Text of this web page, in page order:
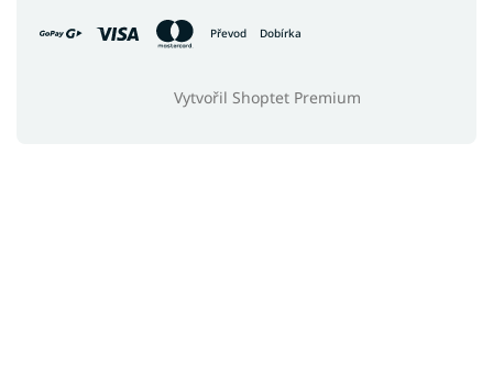
Převod Dobírka
Vytvořil Shoptet Premium